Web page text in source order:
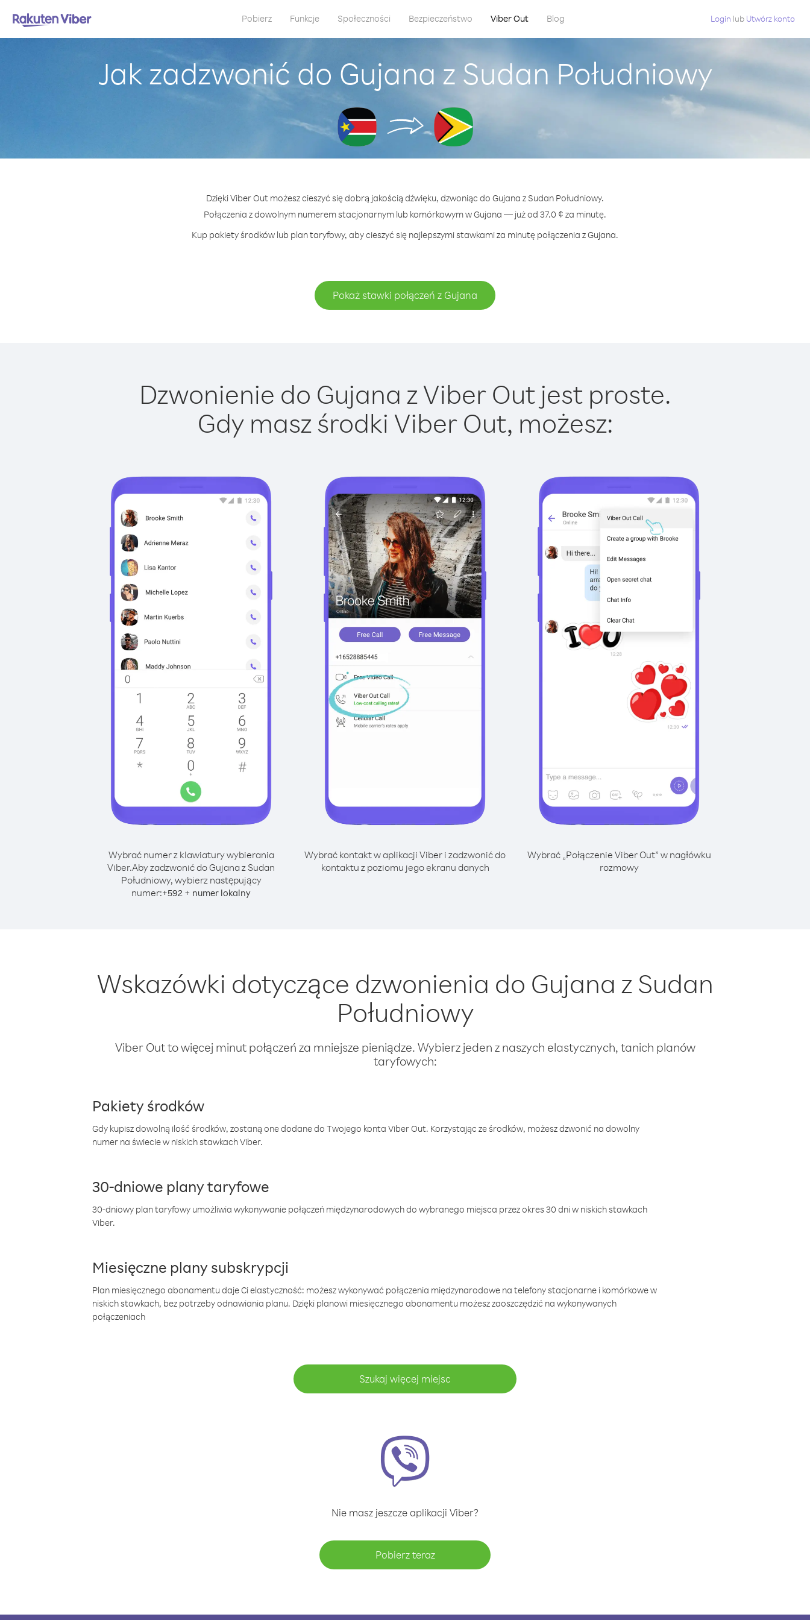
Pobierz Funkcje Społeczności Bezpieczeństwo Viber Out Blog Login lub Utwórz konto
Jak zadzwonić do Gujana z Sudan Południowy
Dzięki Viber Out możesz cieszyć się dobrą jakością dźwięku, dzwoniąc do Gujana z Sudan Południowy.
Połączenia z dowolnym numerem stacjonarnym lub komórkowym w Gujana — już od 37.0 ¢ za minutę.
Kup pakiety środków lub plan taryfowy, aby cieszyć się najlepszymi stawkami za minutę połączenia z Gujana.
Pokaż stawki połączeń z Gujana
Dzwonienie do Gujana z Viber Out jest proste.
Gdy masz środki Viber Out, możesz:
Wybrać numer z klawiatury wybierania
Viber.Aby zadzwonić do Gujana z Sudan
Południowy, wybierz następujący
numer:+592 + numer lokalny
Wybrać kontakt w aplikacji Viber i zadzwonić do
kontaktu z poziomu jego ekranu danych
Wybrać „Połączenie Viber Out” w nagłówku
rozmowy
Wskazówki dotyczące dzwonienia do Gujana z Sudan
Południowy
Viber Out to więcej minut połączeń za mniejsze pieniądze. Wybierz jeden z naszych elastycznych, tanich planów
taryfowych:
Pakiety środków
Gdy kupisz dowolną ilość środków, zostaną one dodane do Twojego konta Viber Out. Korzystając ze środków, możesz dzwonić na dowolny
numer na świecie w niskich stawkach Viber.
30-dniowe plany taryfowe
30-dniowy plan taryfowy umożliwia wykonywanie połączeń międzynarodowych do wybranego miejsca przez okres 30 dni w niskich stawkach
Viber.
Miesięczne plany subskrypcji
Plan miesięcznego abonamentu daje Ci elastyczność: możesz wykonywać połączenia międzynarodowe na telefony stacjonarne i komórkowe w
niskich stawkach, bez potrzeby odnawiania planu. Dzięki planowi miesięcznego abonamentu możesz zaoszczędzić na wykonywanych
połączeniach
Szukaj więcej miejsc
Nie masz jeszcze aplikacji Viber?
Pobierz teraz